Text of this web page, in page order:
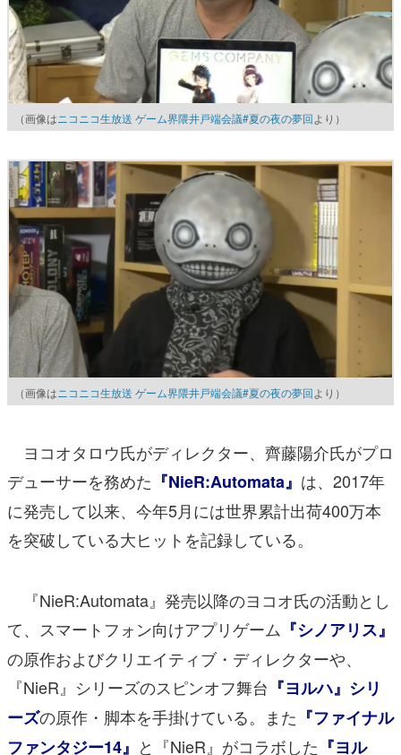
（画像はニコニコ生放送 ゲーム界隈井戸端会議#夏の夜の夢回より）
（画像はニコニコ生放送 ゲーム界隈井戸端会議#夏の夜の夢回より）
ヨコオタロウ氏がディレクター、齊藤陽介氏がプロ
デューサーを務めた 『NieR:Automata』 は、2017年
に発売して以来、今年5月には世界累計出荷400万本
を突破している大ヒットを記録している。
『NieR:Automata』発売以降のヨコオ氏の活動とし
て、スマートフォン向けアプリゲーム 『シノアリス』
の原作およびクリエイティブ・ディレクターや、
『NieR』シリーズのスピンオフ舞台 『ヨルハ』シリ
ーズの原作・脚本を手掛けている。また 『ファイナル
ファンタジー14』 と『NieR』がコラボした 『ヨル